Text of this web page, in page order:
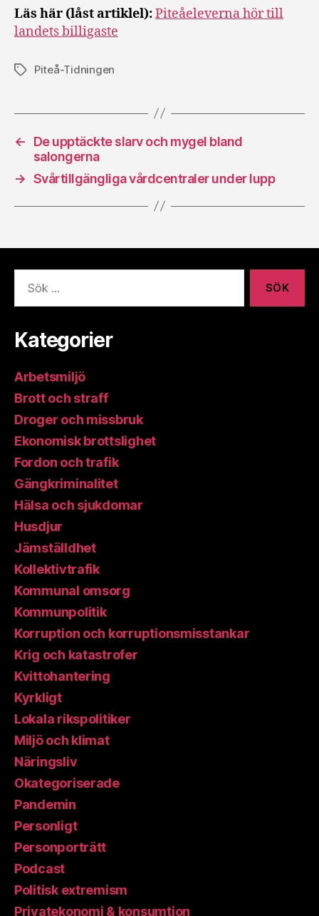
Läs här (låst artiklel):Piteåeleverna hör till
landets billigaste
EtiketterPiteå-Tidningen
←
De upptäckte slarv och mygel bland
salongerna
→ Svårtillgängliga vårdcentraler under lupp
efter:
Kategorier
Arbetsmiljö
Brott och straff
Droger och missbruk
Ekonomisk brottslighet
Fordon och trafik
Gängkriminalitet
Hälsa och sjukdomar
Husdjur
Jämställdhet
Kollektivtrafik
Kommunal omsorg
Kommunpolitik
Korruption och korruptionsmisstankar
Krig och katastrofer
Kvittohantering
Kyrkligt
Lokala rikspolitiker
Miljö och klimat
Näringsliv
Okategoriserade
Pandemin
Personligt
Personporträtt
Podcast
Politisk extremism
Privatekonomi & konsumtion